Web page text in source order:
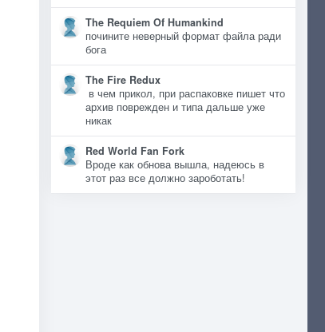
The Requiem Of Humankind
почините неверный формат файла ради
бога
The Fire Redux
в чем прикол, при распаковке пишет что
архив поврежден и типа дальше уже
никак
Red World Fan Fork
Вроде как обнова вышла, надеюсь в
этот раз все должно зароботать!